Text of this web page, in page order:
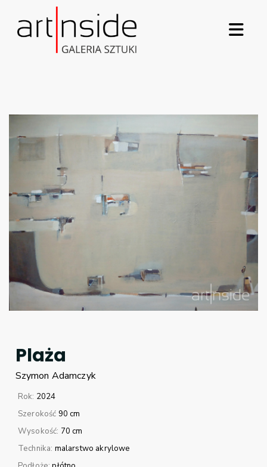
Plaża
Szymon Adamczyk
Rok: 2024
Szerokość 90 cm
Wysokość: 70 cm
Technika: malarstwo akrylowe